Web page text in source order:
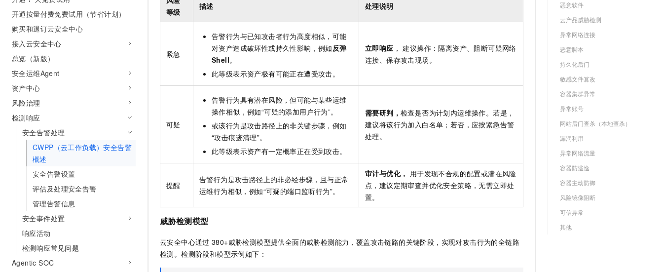
开通按量付费免费试用（节省计划）
购买和退订云安全中心
接入云安全中心
总览（新版）
安全运维Agent
资产中心
风险治理
检测响应
安全告警处理
CWPP（云工作负载）安全告警
概述
安全告警设置
评估及处理安全告警
管理告警信息
安全事件处置
响应活动
检测响应常见问题
Agentic SOC
等级
描述 处理说明
紧急
告警行为与已知攻击者行为高度相似，可能
对资产造成破坏性或持久性影响，例如 反弹
Shell。
此等级表示资产极有可能正在遭受攻击。
立即响应 ， 建议操作：隔离资产、阻断可疑网络
连接、保存攻击现场。
可疑
告警行为具有潜在风险，但可能与某些运维
操作相似，例如“可疑的添加用户行为”。
或该行为是攻击路径上的非关键步骤，例如
“攻击痕迹清理”。
此等级表示资产有一定概率正在受到攻击。
需要研判， 检查是否为计划内运维操作。若是，
建议将该行为加入白名单；若否，应按紧急告警
处理。
提醒
告警行为是攻击路径上的非必经步骤，且与正常
运维行为相似，例如“可疑的端口监听行为”。
审计与优化， 用于发现不合规的配置或潜在风险
点，建议定期审查并优化安全策略，无需立即处
置。
威胁检测模型
云安全中心通过 380+威胁检测模型提供全面的威胁检测能力，覆盖攻击链路的关键阶段，实现对攻击行为的全链路
检测。检测阶段和模型示例如下：
恶意软件
云产品威胁检测
异常网络连接
恶意脚本
持久化后门
敏感文件篡改
容器集群异常
异常账号
网站后门查杀（本地查杀）
漏洞利用
异常网络流量
容器防逃逸
容器主动防御
风险镜像阻断
可信异常
其他